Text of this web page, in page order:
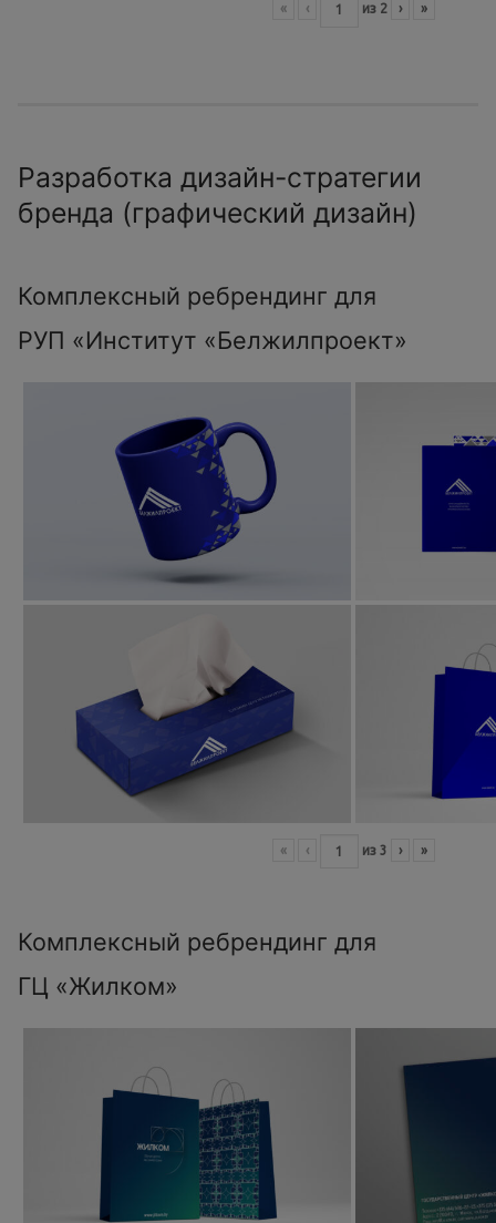
« ‹ из 2 › »
Разработка дизайн-стратегии
бренда (графический дизайн)
Комплексный ребрендинг для
РУП «Институт «Белжилпроект»
« ‹ из 3 › »
Комплексный ребрендинг для
ГЦ «Жилком»